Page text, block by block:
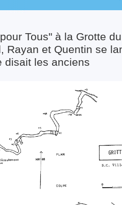
Tous" à la Grotte
Rayan et Quentin se
disait les anciens